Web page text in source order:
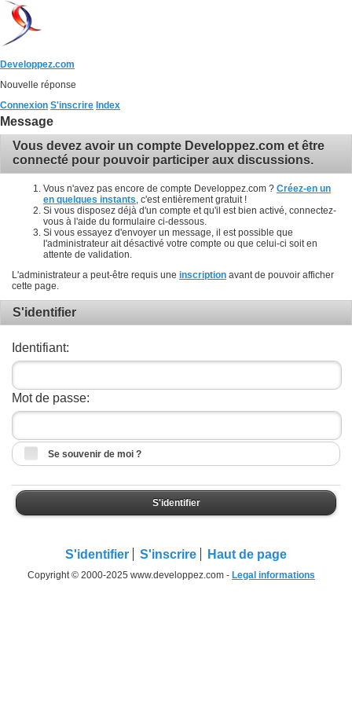
Developpez.com
Nouvelle réponse
Connexion S'inscrire Index
Message
Vous devez avoir un compte Developpez.com et être
connecté pour pouvoir participer aux discussions.
Vous n'avez pas encore de compte Developpez.com ? Créez-en un
en quelques instants , c'est entièrement gratuit !
Si vous disposez déjà d'un compte et qu'il est bien activé, connectez-
vous à l'aide du formulaire ci-dessous.
Si vous essayez d'envoyer un message, il est possible que
l'administrateur ait désactivé votre compte ou que celui-ci soit en
attente de validation.
L'administrateur a peut-être requis une inscription avant de pouvoir afficher
cette page.
S'identifier
Identifiant:
Mot de passe:
Se souvenir de moi ?
S'identifier
S'identifier S'inscrire Haut de page
Copyright © 2000-2025 www.developpez.com - Legal informations